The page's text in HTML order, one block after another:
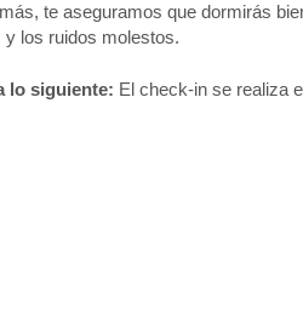
te aseguramos que dormirás
y los ruidos molestos.
lo siguiente: El check-in se realiza